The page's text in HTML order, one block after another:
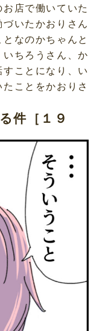
店で働いていた
いたかおりさん
なのかちゃんと
ちろうさん、か
ことになり、い
ことをかおりさ
件［１９